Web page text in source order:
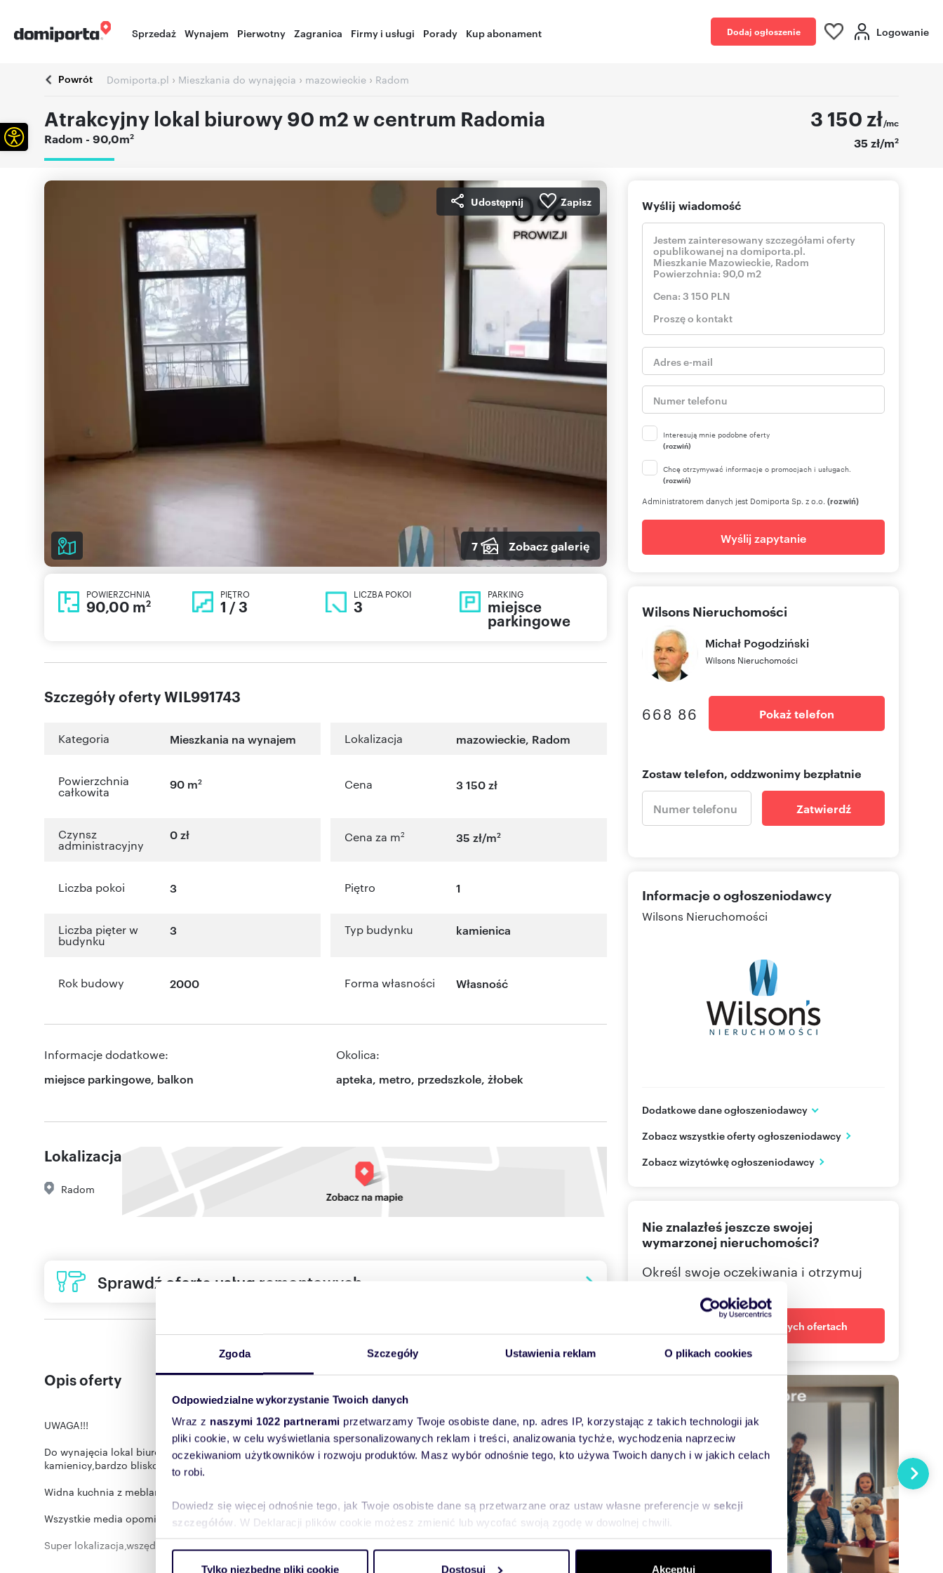
Zgoda Szczegóły Ustawienia reklam O plikach cookies
Odpowiedzialne wykorzystanie Twoich danych
Wraz z naszymi 1022 partnerami przetwarzamy Twoje osobiste dane, np. adres IP, korzystając z takich technologii jak
pliki cookie, w celu wyświetlania spersonalizowanych reklam i treści, analizowania tychże, wychodzenia naprzeciw
oczekiwaniom użytkowników i rozwoju produktów. Masz wybór odnośnie tego, kto używa Twoich danych i w jakich celach
to robi.
Dowiedz się więcej odnośnie tego, jak Twoje osobiste dane są przetwarzane oraz ustaw własne preferencje w sekcji
szczegółów . W Deklaracji plików cookie możesz zmienić lub wycofać swoją zgodę w dowolnej chwili.
Tylko niezbędne pliki cookie Dostosuj Akceptuj
Sprzedaż Wynajem Pierwotny Zagranica Firmy i usługi Porady Kup abonament Dodaj ogłoszenie Logowanie
Powrót Domiporta.pl › Mieszkania do wynajęcia › mazowieckie › Radom
Atrakcyjny lokal biurowy 90 m2 w centrum Radomia
Radom - 90,0m2
3 150 zł/mc
35 zł/m2
Udostępnij Zapisz
7 Zobacz galerię
POWIERZCHNIA
90,00 m2
PIĘTRO
1 / 3
LICZBA POKOI
3
PARKING
miejsce
parkingowe
Szczegóły oferty WIL991743
Kategoria Mieszkania na wynajem Lokalizacja mazowieckie, Radom
Powierzchnia
całkowita
90 m2 Cena 3 150 zł
Czynsz
administracyjny
0 zł Cena za m2 35 zł/m2
Liczba pokoi 3 Piętro 1
Liczba pięter w
budynku
3 Typ budynku kamienica
Rok budowy 2000 Forma własności Własność
Informacje dodatkowe:
miejsce parkingowe, balkon
Okolica:
apteka, metro, przedszkole, żłobek
Lokalizacja
Radom
Sprawdź ofertę usług remontowych
Opis oferty
UWAGA!!!
Do wynajęcia lokal biurowy o pow.90 m2 położony w bardo atrakcyjnym miejscu na pierwszym piętrze w zadbanej
kamienicy,bardzo blisko centrum miasta oraz,szpitala.
Widna kuchnia z meblami w zabudowie,oraz łazienka z kabiną natryskową,plus trzy duże pokoje.
Wszystkie media opomiarowane. Ogrzewanie własne gazowe z dwufunkcyjnego pieca firmy Vaillant.
Super lokalizacja,wszędzie blisko,dobra komunikacja z całym miastem oraz trasami wylotowym w każdym kierunku.
Wyślij wiadomość
Interesują mnie podobne oferty
(rozwiń)
Chcę otrzymywać informacje o promocjach i usługach.
(rozwiń)
Administratorem danych jest Domiporta Sp. z o.o. (rozwiń)
Wyślij zapytanie
Wilsons Nieruchomości
Michał Pogodziński
Wilsons Nieruchomości
668 86 Pokaż telefon
Zostaw telefon, oddzwonimy bezpłatnie
Zatwierdź
Informacje o ogłoszeniodawcy
Wilsons Nieruchomości
Dodatkowe dane ogłoszeniodawcy
Warszawa
PL
Zobacz wszystkie oferty ogłoszeniodawcy
Zobacz wizytówkę ogłoszeniodawcy
Nie znalazłeś jeszcze swojej
wymarzonej nieruchomości?
Określ swoje oczekiwania i otrzymuj
Powiadom o nowych ofertach
Otwórz pasek narzędzi